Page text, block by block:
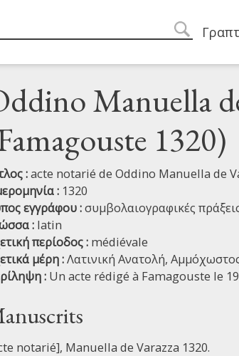
search
Manuella
1320)
:acte notarié de Oddino Manuella de
: 1320
εγγράφου :συμβολαιογραφικές
: latin
περίοδος : médiévale
μέρη :Λατινική Ανατολή,
: Un acte rédigé à Famagouste le
notarié], Manuella de Varazza 1320.